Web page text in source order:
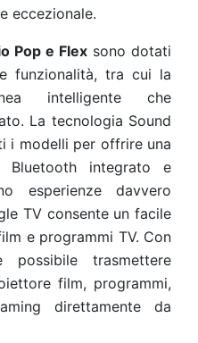
eccezionale.
Pop e Flex sono dotati
funzionalità, tra cui la
intelligente che
La tecnologia Sound
i modelli per offrire una
Bluetooth integrato e
esperienze davvero
TV consente un facile
e programmi TV. Con
trasmettere
film, programmi,
direttamente da